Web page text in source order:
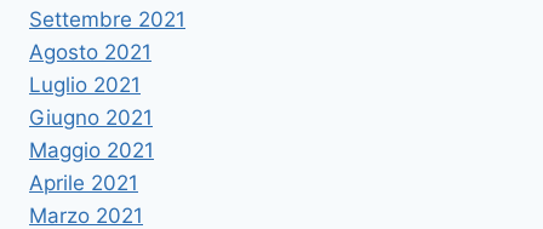
Settembre 2021
Agosto 2021
Luglio 2021
Giugno 2021
Maggio 2021
Aprile 2021
Marzo 2021